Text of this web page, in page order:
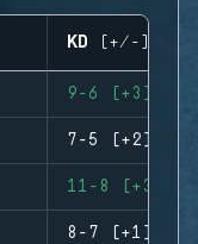
KD (+/-)
9-6 (+3)
7-5 (+2)
11-8 (+3)
8-7 (+1)